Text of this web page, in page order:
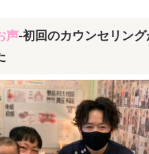
声-初回のカウンセリング